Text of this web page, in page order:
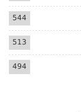
544
513
494